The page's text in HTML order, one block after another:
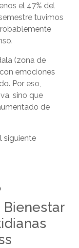
el 47% del
tuvimos
(zona de
emociones
Por eso,
sino que
de
siguiente